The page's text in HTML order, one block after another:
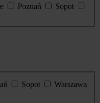
Poznań
Sopot
Sopot
Warszawa